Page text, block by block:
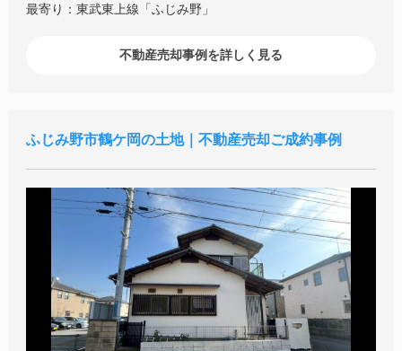
最寄り：東武東上線「ふじみ野」
不動産売却事例を詳しく見る
ふじみ野市鶴ケ岡の土地｜不動産売却ご成約事例